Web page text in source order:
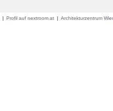
Profil auf nextroom.at Architekturzentrum